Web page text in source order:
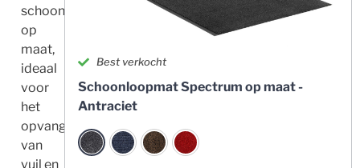
schoonloopmatten
op
maat,
ideaal
voor
het
opvangen
van
vuil en
Best verkocht
Schoonloopmat Spectrum op maat -
Antraciet